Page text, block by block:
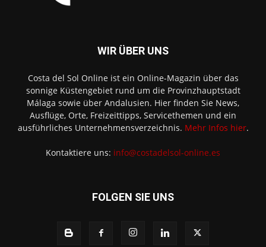
WIR ÜBER UNS
Costa del Sol Online ist ein Online-Magazin über das
sonnige Küstengebiet rund um die Provinzhauptstadt
Málaga sowie über Andalusien. Hier finden Sie News,
Ausflüge, Orte, Freizeittipps, Servicethemen und ein
ausführliches Unternehmensverzeichnis. Mehr Infos hier.
Kontaktiere uns: info@costadelsol-online.es
FOLGEN SIE UNS